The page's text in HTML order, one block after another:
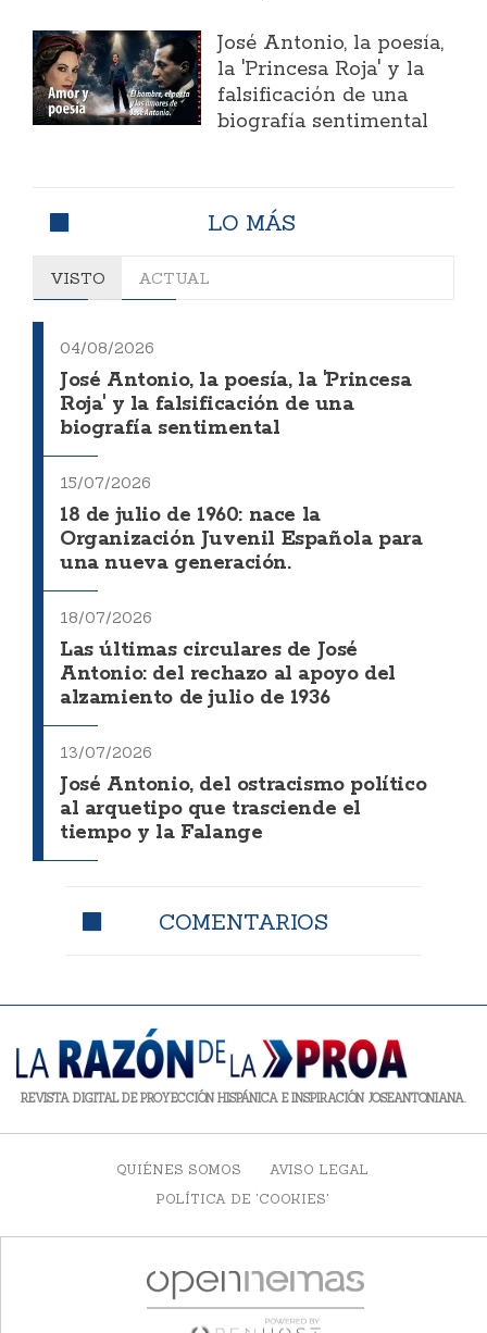
José Antonio, la poesía,
la 'Princesa Roja' y la
falsificación de una
biografía sentimental
LO MÁS
VISTO ACTUAL
04/08/2026
José Antonio, la poesía, la 'Princesa
Roja' y la falsificación de una
biografía sentimental
15/07/2026
18 de julio de 1960: nace la
Organización Juvenil Española para
una nueva generación.
18/07/2026
Las últimas circulares de José
Antonio: del rechazo al apoyo del
alzamiento de julio de 1936
13/07/2026
José Antonio, del ostracismo político
al arquetipo que trasciende el
tiempo y la Falange
COMENTARIOS
REVISTA DIGITAL DE PROYECCIÓN HISPÁNICA E INSPIRACIÓN JOSEANTONIANA.
QUIÉNES SOMOS
AVISO LEGAL
POLÍTICA DE 'COOKIES'